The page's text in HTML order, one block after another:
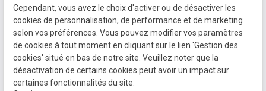
Mentions légales
Politique de confidentialité
Gestion des cookies
Cependant, vous avez le choix d'activer ou de désactiver les
cookies de personnalisation, de performance et de marketing
selon vos préférences. Vous pouvez modifier vos paramètres
de cookies à tout moment en cliquant sur le lien 'Gestion des
cookies' situé en bas de notre site. Veuillez noter que la
désactivation de certains cookies peut avoir un impact sur
certaines fonctionnalités du site.